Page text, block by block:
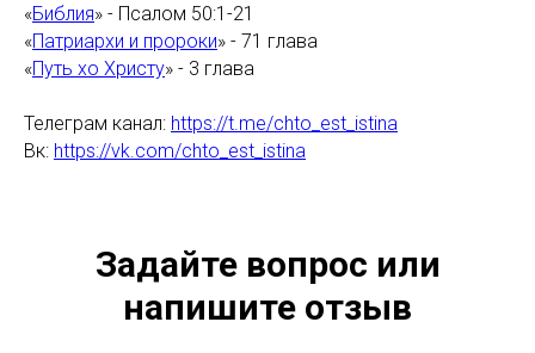
«Библия» - Псалом 50:1-21
«Патриархи и пророки» - 71 глава
«Путь хо Христу» - 3 глава
Телеграм канал: https://t.me/chto_est_istina
Вк: https://vk.com/chto_est_istina
Задайте вопрос или
напишите отзыв